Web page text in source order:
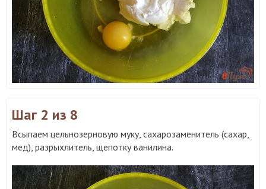
Шаг 2 из 8
Всыпаем цельнозерновую муку, сахарозаменитель (сахар,
мед), разрыхлитель, щепотку ванилина.